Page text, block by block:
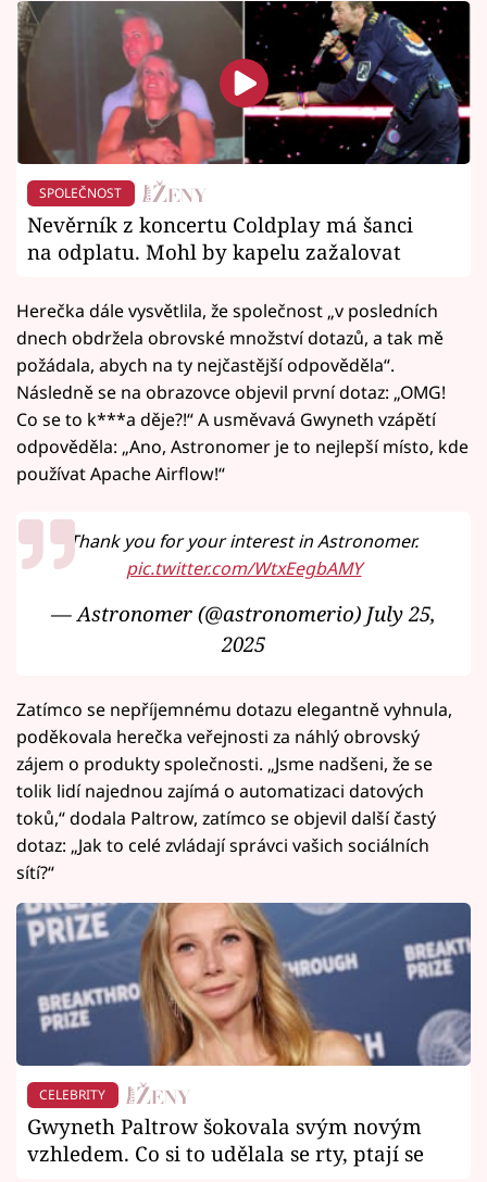
SPOLEČNOST
Nevěrník z koncertu Coldplay má šanci
na odplatu. Mohl by kapelu zažalovat
Herečka dále vysvětlila, že společnost „v posledních
dnech obdržela obrovské množství dotazů, a tak mě
požádala, abych na ty nejčastější odpověděla“.
Následně se na obrazovce objevil první dotaz: „OMG!
Co se to k***a děje?!“ A usměvavá Gwyneth vzápětí
odpověděla: „Ano, Astronomer je to nejlepší místo, kde
používat Apache Airflow!“
Thank you for your interest in Astronomer.
pic.twitter.com/WtxEegbAMY
— Astronomer (@astronomerio) July 25,
2025
Zatímco se nepříjemnému dotazu elegantně vyhnula,
poděkovala herečka veřejnosti za náhlý obrovský
zájem o produkty společnosti. „Jsme nadšeni, že se
tolik lidí najednou zajímá o automatizaci datových
toků,“ dodala Paltrow, zatímco se objevil další častý
dotaz: „Jak to celé zvládají správci vašich sociálních
sítí?“
CELEBRITY
Gwyneth Paltrow šokovala svým novým
vzhledem. Co si to udělala se rty, ptají se